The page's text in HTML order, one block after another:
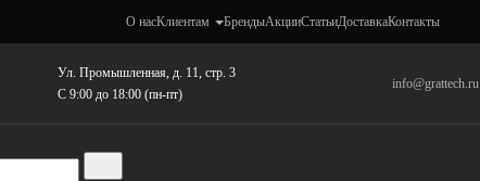
О насКлиентам БрендыАкцииСтатьиДоставкаКонтакты
Ул. Промышленная, д. 11, стр. 3
C 9:00 до 18:00 (пн-пт)
info@grattech.ru